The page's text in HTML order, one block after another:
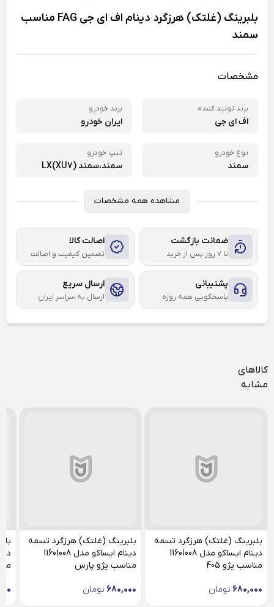
بلبرینگ (غلتک) هرزگرد دینام اف ای جی FAG مناسب
سمند
مشخصات
برند تولید کننده
اف ای جی
برند خودرو
ایران خودرو
نوع خودرو
سمند
تیپ خودرو
سمند،سمند LX(XU7)
مشاهده همه مشخصات
ضمانت بازگشت
تا ۷ روز پس از خرید
اصالت کالا
تضمین کیفیت و اصالت
پشتیبانی
پاسخگویی همه روزه
ارسال سریع
ارسال به سراسر ایران
کالاهای
مشابه
بلبرینگ (غلتک) هرزگرد تسمه
دینام ایساکو مدل 11601008
مناسب پژو 405
680,000 تومان
بلبرینگ (غلتک) هرزگرد تسمه
دینام ایساکو مدل 11601008
مناسب پژو پارس
680,000 تومان